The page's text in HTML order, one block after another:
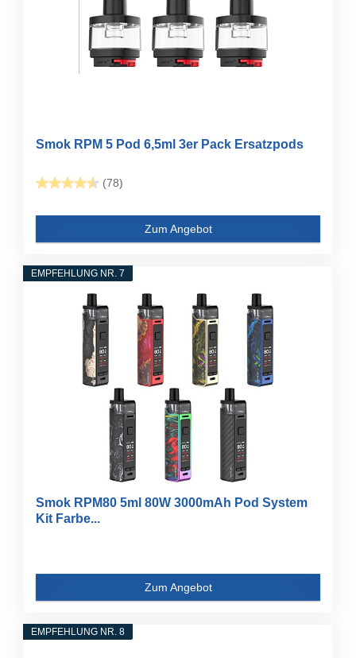
Smok RPM 5 Pod 6,5ml 3er Pack Ersatzpods
(78)
Zum Angebot
EMPFEHLUNG NR. 7
Smok RPM80 5ml 80W 3000mAh Pod System
Kit Farbe...
Zum Angebot
EMPFEHLUNG NR. 8